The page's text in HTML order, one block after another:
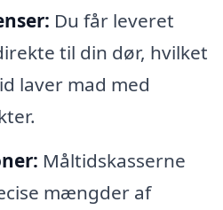
Du får leveret
til din dør, hvilket
laver mad med
Måltidskasserne
mængder af